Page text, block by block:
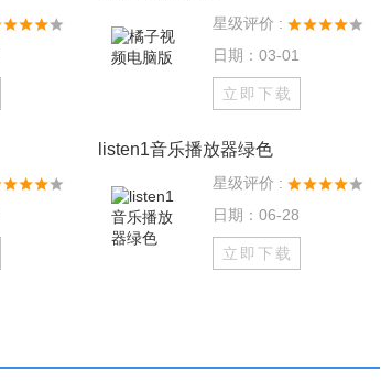
星级评价 :
日期：03-01
立即下载
listen1音乐播放器绿色
星级评价 :
日期：06-28
立即下载